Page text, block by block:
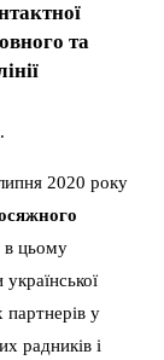
та
2020 року
в цьому
партнерів у
радників і